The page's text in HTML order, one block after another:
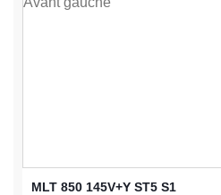
MLT 850 145V+Y ST5 S1